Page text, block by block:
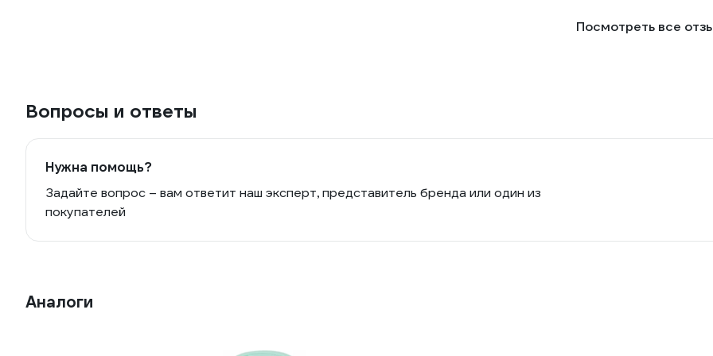
Посмотреть все
Вопросы и ответы
Нужна помощь?
Задайте вопрос – вам ответит наш эксперт, представитель бренда или один из
покупателей
Аналоги